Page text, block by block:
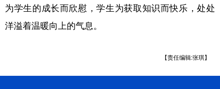
新疆 内蒙古 黑龙江
为学生的成长而欣慰，学生为获取知识而快乐，处处
洋溢着温暖向上的气息。
【责任编辑:张琪】